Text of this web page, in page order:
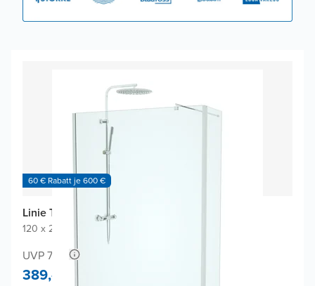
60 € Rabatt je 600 €
Linie Twist Walk-in Dusche
120 x 200 cm
UVP 718,-
389,-